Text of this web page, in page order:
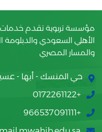
مؤسسة تربوية تقدم خدمات
الأهلي السعودي والدبلومة
والمسار المصري
حي المنسك - أبها -
+0172261122
+966537091111